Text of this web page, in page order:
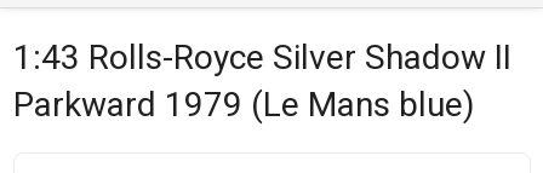
1:43 Rolls-Royce Silver Shadow II
Parkward 1979 (Le Mans blue)